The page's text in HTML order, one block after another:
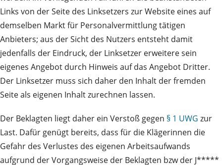
Links von der Seite des Linksetzers zur Website eines auf
demselben Markt für Personalvermittlung tätigen
Anbieters; aus der Sicht des Nutzers entsteht damit
jedenfalls der Eindruck, der Linksetzer erweitere sein
eigenes Angebot durch Hinweis auf das Angebot Dritter.
Der Linksetzer muss sich daher den Inhalt der fremden
Seite als eigenen Inhalt zurechnen lassen.
Der Beklagten liegt daher ein Verstoß gegen § 1 UWG zur
Last. Dafür genügt bereits, dass für die Klägerinnen die
Gefahr des Verlustes des eigenen Arbeitsaufwands
aufgrund der Vorgangsweise der Beklagten bzw der J*****